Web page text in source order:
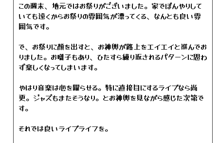
この週末、地元ではお祭りがございました。家でぼんやりして
いても遠くからお祭りの雰囲気が漂ってくる、なんとも良い雰
囲気です。
で、お祭りに顔を出すと、お神輿が路上をエイエイと進んでお
りました。お囃子もあり、ひたすら繰り返されるパターンに思わ
ず楽しくなってしまいます。
やはり音楽は心を躍らせる。特に直接目にするライブなら尚
更。ジャズもまたそうなり。とお神輿を見ながら感じた次第で
す。
それでは良いライブライフを。